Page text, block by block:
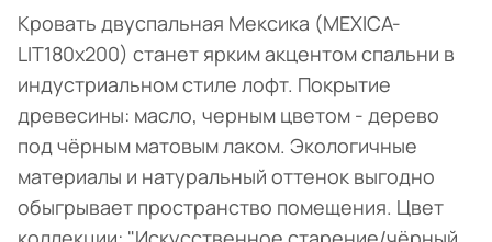
Кровать двуспальная Мексика (MEXICA-
LIT180х200) станет ярким акцентом спальни в
индустриальном стиле лофт. Покрытие
древесины: масло, черным цветом - дерево
под чёрным матовым лаком. Экологичные
материалы и натуральный оттенок выгодно
обыгрывает пространство помещения. Цвет